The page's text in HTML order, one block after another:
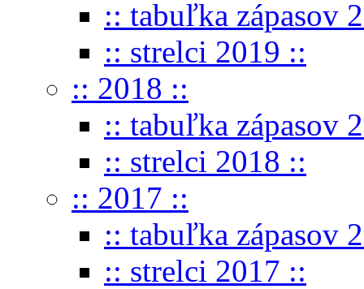
:: tabuľka zápasov
:: strelci 2019 ::
:: 2018 ::
:: tabuľka zápasov
:: strelci 2018 ::
:: 2017 ::
:: tabuľka zápasov
:: strelci 2017 ::